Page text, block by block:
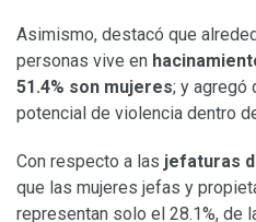
Asimismo, destacó que
personas vive en
51.4% son mujeres; y agregó
potencial de violencia dentro
Con respecto a las jefaturas
que las mujeres jefas y
representan solo el 28.1%, de